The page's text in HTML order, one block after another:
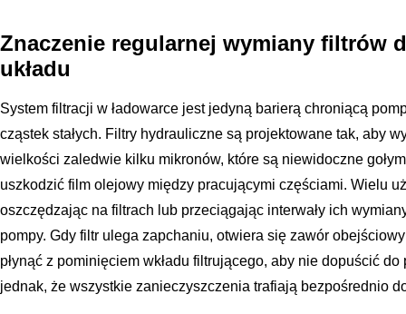
Znaczenie regularnej wymiany filtrów
układu
System filtracji w ładowarce jest jedyną barierą chroniącą
cząstek stałych. Filtry hydrauliczne są projektowane tak, aby
wielkości zaledwie kilku mikronów, które są niewidoczne
uszkodzić film olejowy między pracującymi częściami. Wielu
oszczędzając na filtrach lub przeciągając interwały ich
pompy. Gdy filtr ulega zapchaniu, otwiera się zawór
płynąć z pominięciem wkładu filtrującego, aby nie dopuścić
jednak, że wszystkie zanieczyszczenia trafiają bezpośrednio